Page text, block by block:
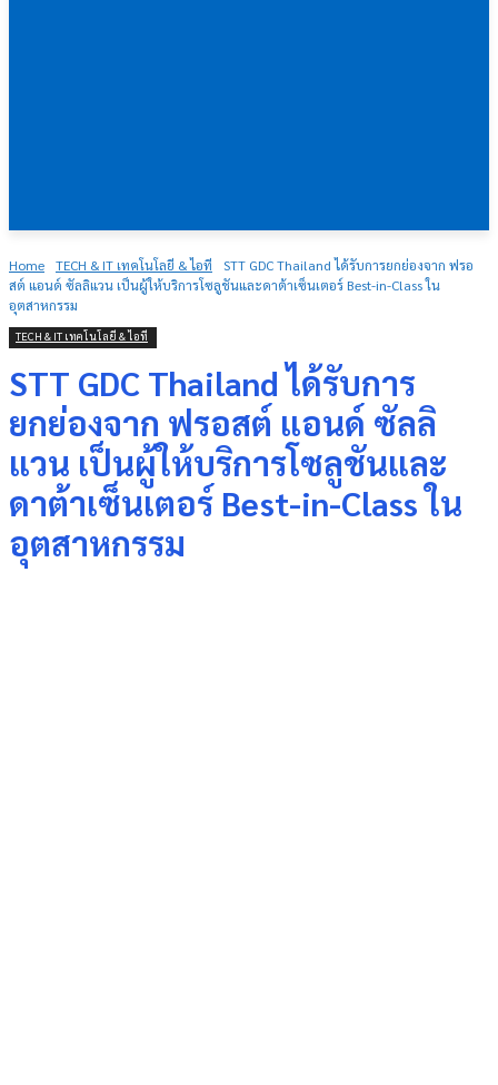
Home TECH & IT เทคโนโลยี & ไอที
STT GDC Thailand ได้รับการยกย่องจาก ฟรอ
สต์ แอนด์ ซัลลิแวน เป็นผู้ให้บริการโซลูชันและดาต้าเซ็นเตอร์ Best-in-Class ใน
อุตสาหกรรม
TECH & IT เทคโนโลยี & ไอที
STT GDC Thailand ได้รับการ
ยกย่องจาก ฟรอสต์ แอนด์ ซัลลิ
แวน เป็นผู้ให้บริการโซลูชันและ
ดาต้าเซ็นเตอร์ Best-in-Class ใน
อุตสาหกรรม